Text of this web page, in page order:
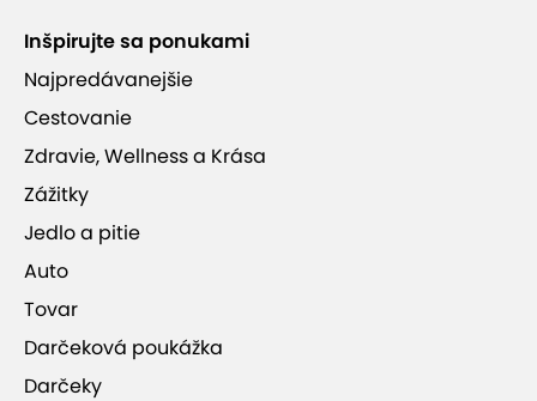
Inšpirujte sa ponukami
Najpredávanejšie
Cestovanie
Zdravie, Wellness a Krása
Zážitky
Jedlo a pitie
Auto
Tovar
Darčeková poukážka
Darčeky